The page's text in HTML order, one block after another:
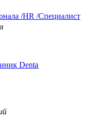
/HR /Специалист
Denta